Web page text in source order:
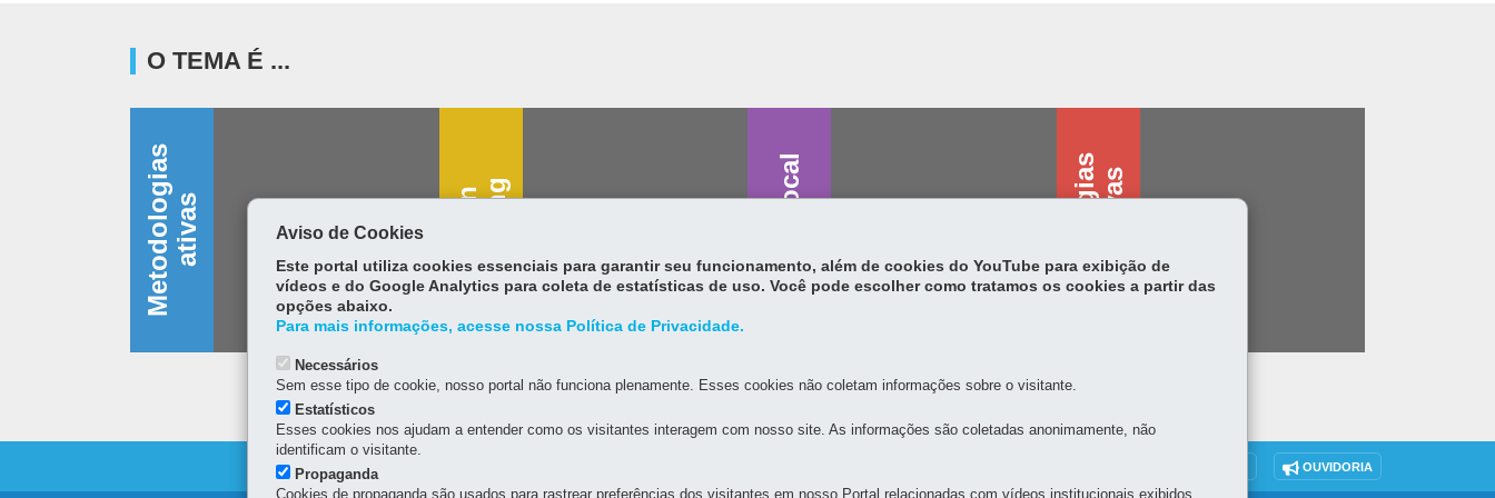
O TEMA É ...
M
e
t
o
d
o
l
o
g
i
a
s
a
t
i
v
as D
e
s
i
g
n
t
h
i
n
k
i
ng Saúde vocal T
e
c
n
o
l
o
g
ia
s
a
s
s
i
s
t
i
v
as
OUVIDORIA
Aviso de Cookies
Este portal utiliza cookies essenciais para garantir seu funcionamento, além de cookies do YouTube para exibição de
vídeos e do Google Analytics para coleta de estatísticas de uso. Você pode escolher como tratamos os cookies a partir das
opções abaixo.
Para mais informações, acesse nossa Política de Privacidade.
Necessários
Sem esse tipo de cookie, nosso portal não funciona plenamente. Esses cookies não coletam informações sobre o visitante.
Estatísticos
Esses cookies nos ajudam a entender como os visitantes interagem com nosso site. As informações são coletadas anonimamente, não
identificam o visitante.
Propaganda
Cookies de propaganda são usados para rastrear preferências dos visitantes em nosso Portal relacionadas com vídeos institucionais exibidos